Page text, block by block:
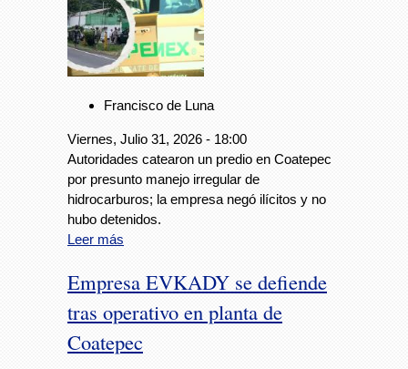
Francisco de Luna
Viernes, Julio 31, 2026 - 18:00
Autoridades catearon un predio en Coatepec
por presunto manejo irregular de
hidrocarburos; la empresa negó ilícitos y no
hubo detenidos.
Leer más
Empresa EVKADY se defiende
tras operativo en planta de
Coatepec